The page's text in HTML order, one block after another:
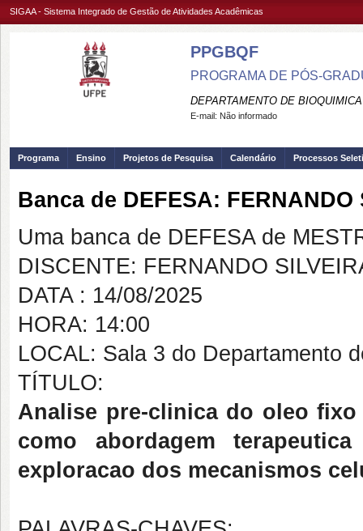
SIGAA - Sistema Integrado de Gestão de Atividades Acadêmicas
PPGBQF
PROGRAMA DE PÓS-
DEPARTAMENTO DE
E-mail: Não informado
Programa Ensino Projetos de Pesquisa Calendário Processos
Banca de DEFESA: FERNANDO
Uma banca de DEFESA de
DISCENTE: FERNANDO
DATA : 14/08/2025
HORA: 14:00
LOCAL: Sala 3 do Departamento
TÍTULO:
Analise pre-clinica do oleo
como abordagem
exploracao dos mecanismos